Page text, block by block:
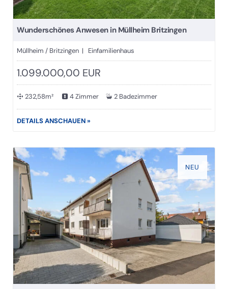
Wunderschönes Anwesen in Müllheim Britzingen
Müllheim / Britzingen | Einfamilienhaus
1.099.000,00 EUR
232,58m² 4 Zimmer 2 Badezimmer
DETAILS ANSCHAUEN »
NEU